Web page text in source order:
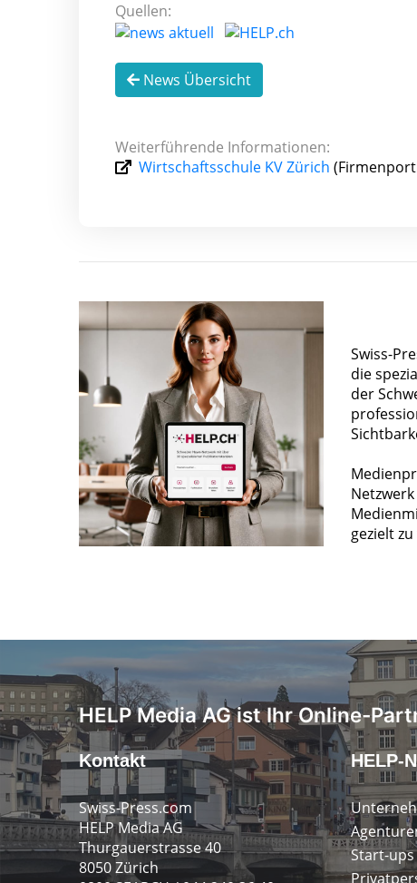
Quellen:
News Übersicht
Weiterführende Informationen:
Wirtschaftsschule KV Zürich
Swiss-
die
der
gezielt
HELP Media AG ist Ihr Online-
Kontakt
Swiss-Press.com
HELP Media AG
Thurgauerstrasse 40
8050 Zürich
HELP-
Start-ups